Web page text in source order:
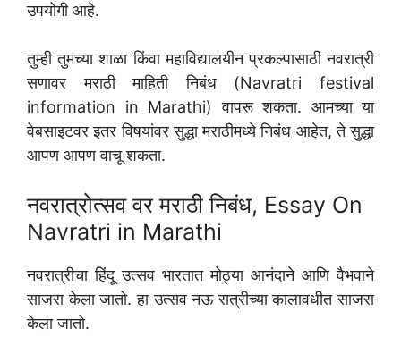
उपयोगी आहे.
तुम्ही तुमच्या शाळा किंवा महाविद्यालयीन प्रकल्पासाठी नवरात्री
सणावर मराठी माहिती निबंध (Navratri festival
information in Marathi) वापरू शकता. आमच्या या
वेबसाइटवर इतर विषयांवर सुद्धा मराठीमध्ये निबंध आहेत, ते सुद्धा
आपण आपण वाचू शकता.
नवरात्रोत्सव वर मराठी निबंध, Essay On
Navratri in Marathi
नवरात्रीचा हिंदू उत्सव भारतात मोठ्या आनंदाने आणि वैभवाने
साजरा केला जातो. हा उत्सव नऊ रात्रीच्या कालावधीत साजरा
केला जातो.